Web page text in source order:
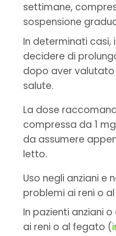
settimane,
sospensione
In determinati casi,
decidere di
dopo aver valutato
salute.
La dose
compressa da 1
da assumere
letto.
Uso negli anziani e
problemi ai reni o
In pazienti anziani
ai reni o al fegato (